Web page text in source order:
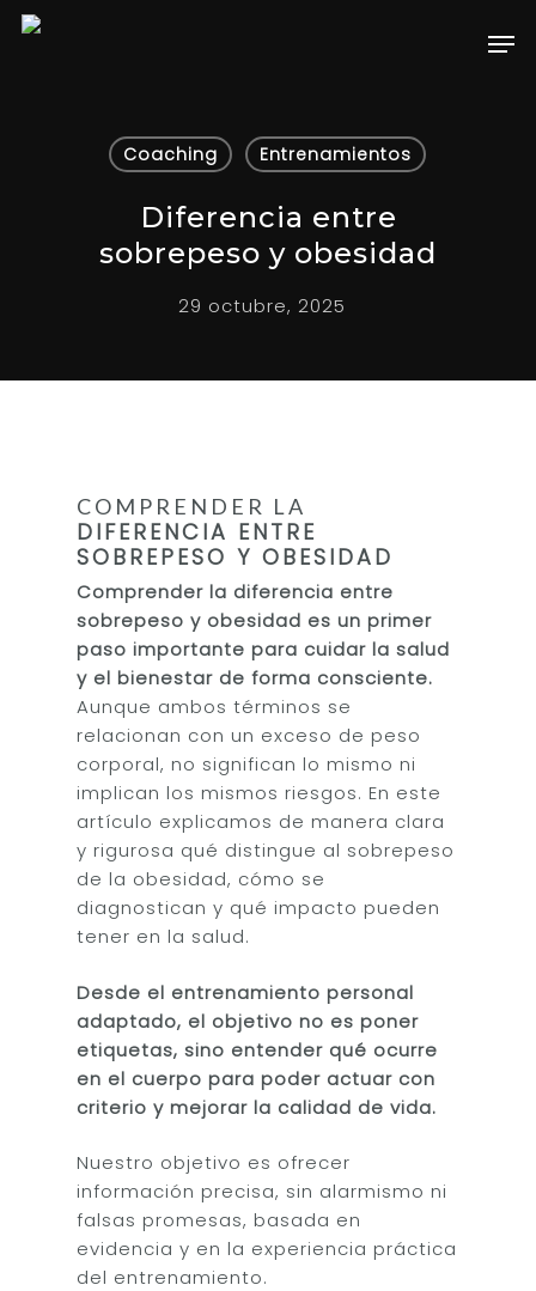
Hit enter to search or ESC to close
Coaching Entrenamientos
Diferencia entre
sobrepeso y obesidad
29 octubre, 2025
COMPRENDER LA
DIFERENCIA ENTRE
SOBREPESO Y OBESIDAD
Comprender la diferencia entre
sobrepeso y obesidad es un primer
paso importante para cuidar la salud
y el bienestar de forma consciente.
Aunque ambos términos se
relacionan con un exceso de peso
corporal, no significan lo mismo ni
implican los mismos riesgos. En este
artículo explicamos de manera clara
y rigurosa qué distingue al sobrepeso
de la obesidad, cómo se
diagnostican y qué impacto pueden
tener en la salud.
Desde el entrenamiento personal
adaptado, el objetivo no es poner
etiquetas, sino entender qué ocurre
en el cuerpo para poder actuar con
criterio y mejorar la calidad de vida.
Nuestro objetivo es ofrecer
información precisa, sin alarmismo ni
falsas promesas, basada en
evidencia y en la experiencia práctica
del entrenamiento.